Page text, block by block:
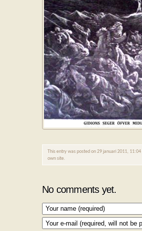
This entry was posted on 29 januari 2011,
own site.
No comments yet.